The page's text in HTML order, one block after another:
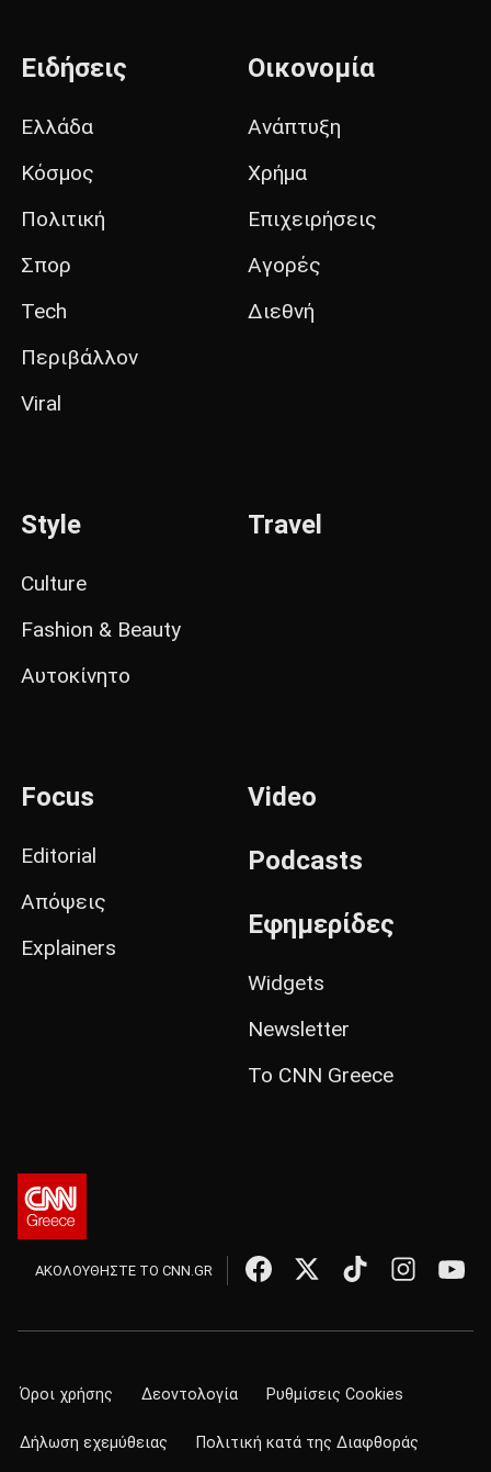
Ειδήσεις
Ελλάδα
Κόσμος
Πολιτική
Σπορ
Tech
Περιβάλλον
Viral
Οικονομία
Ανάπτυξη
Χρήμα
Επιχειρήσεις
Αγορές
Διεθνή
Style
Culture
Fashion & Beauty
Αυτοκίνητο
Travel
Focus
Editorial
Απόψεις
Explainers
Video
Podcasts
Εφημερίδες
Widgets
Newsletter
Το CNN Greece
ΑΚΟΛΟΥΘΗΣΤΕ ΤΟ CNN.GR
Όροι χρήσης Δεοντολογία Ρυθμίσεις Cookies
Δήλωση εχεμύθειας Πολιτική κατά της Διαφθοράς